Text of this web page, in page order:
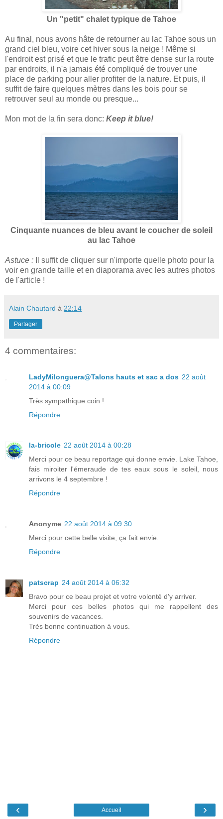
Un "petit" chalet typique de Tahoe
Au final, nous avons hâte de retourner au lac Tahoe sous un
grand ciel bleu, voire cet hiver sous la neige ! Même si
l'endroit est prisé et que le trafic peut être dense sur la route
par endroits, il n'a jamais été compliqué de trouver une
place de parking pour aller profiter de la nature. Et puis, il
suffit de faire quelques mètres dans les bois pour se
retrouver seul au monde ou presque...
Mon mot de la fin sera donc: Keep it blue!
Cinquante nuances de bleu avant le coucher de soleil
au lac Tahoe
Astuce : Il suffit de cliquer sur n'importe quelle photo pour la
voir en grande taille et en diaporama avec les autres photos
de l'article !
Alain Chautard à 22:14
Partager
4 commentaires:
LadyMilonguera@Talons hauts et sac a dos 22 août
2014 à 00:09
Très sympathique coin !
Répondre
la-bricole 22 août 2014 à 00:28
Merci pour ce beau reportage qui donne envie. Lake Tahoe,
fais miroiter l'émeraude de tes eaux sous le soleil, nous
arrivons le 4 septembre !
Répondre
Anonyme 22 août 2014 à 09:30
Merci pour cette belle visite, ça fait envie.
Répondre
patscrap 24 août 2014 à 06:32
Bravo pour ce beau projet et votre volonté d'y arriver.
Merci pour ces belles photos qui me rappellent des
souvenirs de vacances.
Très bonne continuation à vous.
Répondre
‹ ›
Accueil